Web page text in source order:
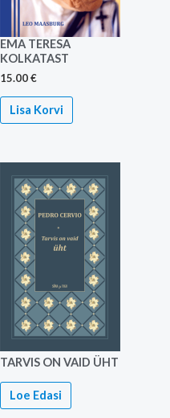
EMA TERESA
KOLKATAST
15.00€
Lisa Korvi
TARVIS ON VAID ÜHT
Loe Edasi